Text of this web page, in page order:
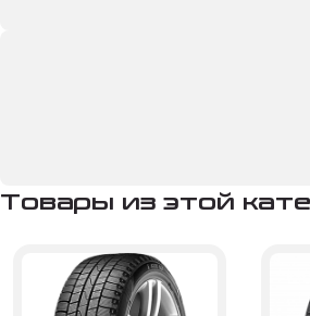
Товары из этой